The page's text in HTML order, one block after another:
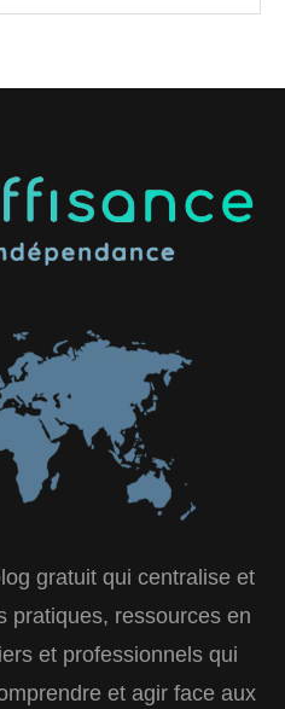
gratuit qui centralise et
pratiques, ressources en
et professionnels qui
et agir face aux